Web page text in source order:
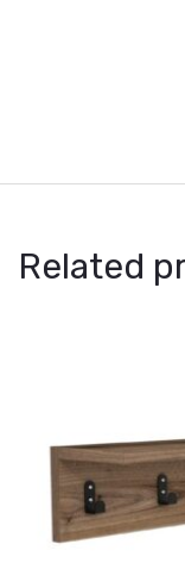
Related